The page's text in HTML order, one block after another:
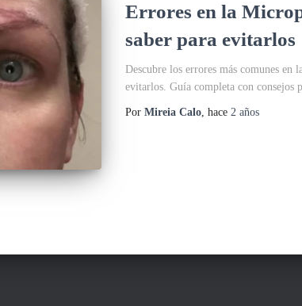
Errores en la
saber para evitarlos
Descubre los errores más comunes en
evitarlos. Guía completa con consejos
Por Mireia Calo, hace 2 años